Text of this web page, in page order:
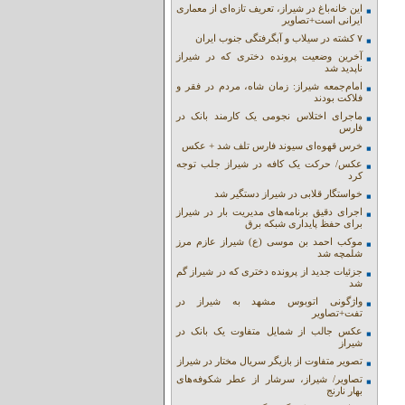
این خانه‌باغ در شیراز، تعریف تازه‌ای از معماری
ایرانی است+تصاویر
۷ کشته در سیلاب و آبگرفتگی جنوب ایران
آخرین وضعیت پرونده دختری که در شیراز
ناپدید شد
امام‌جمعه شیراز: زمان شاه، مردم در فقر و
فلاکت بودند
ماجرای اختلاس نجومی یک کارمند بانک در
فارس
خرس قهوه‌ای سیوند فارس تلف شد + عکس
عکس/ حرکت یک کافه در شیراز جلب توجه
کرد
خواستگار قلابی در شیراز دستگیر شد
اجرای دقیق برنامه‌های مدیریت بار در شیراز
برای حفظ پایداری شبکه برق
موکب احمد بن موسی (ع) شیراز عازم مرز
شلمچه شد
جزئیات جدید از پرونده دختری که در شیراز گم
شد
واژگونی اتوبوس مشهد به شیراز در
تفت+تصاویر
عکس جالب از شمایل متفاوت یک بانک در
شیراز
تصویر متفاوت از بازیگر سریال مختار در شیراز
تصاویر/ شیراز، سرشار از عطر شکوفه‌های
بهار نارنج